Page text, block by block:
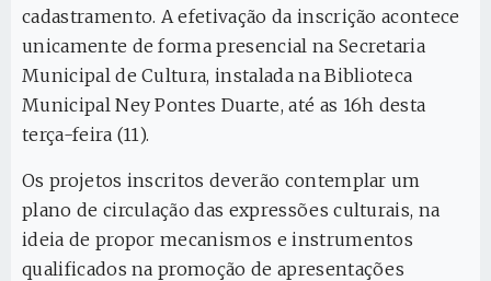
cadastramento. A efetivação da inscrição acontece
unicamente de forma presencial na Secretaria
Municipal de Cultura, instalada na Biblioteca
Municipal Ney Pontes Duarte, até as 16h desta
terça-feira (11).
Os projetos inscritos deverão contemplar um
plano de circulação das expressões culturais, na
ideia de propor mecanismos e instrumentos
qualificados na promoção de apresentações